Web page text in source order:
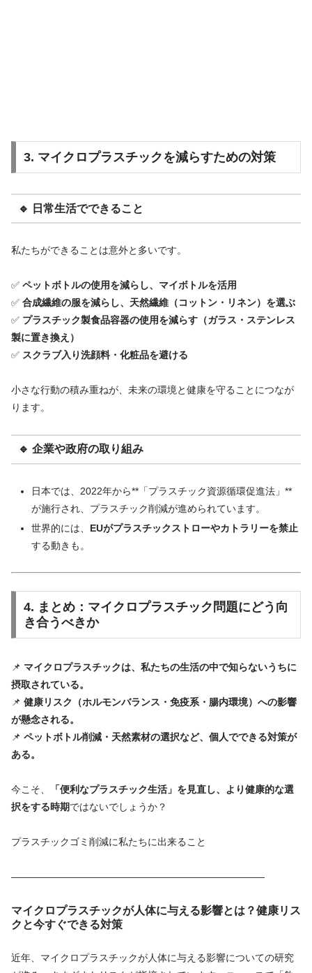
3. マイクロプラスチックを減らすための対策
🔹 日常生活でできること
私たちができることは意外と多いです。
✅ ペットボトルの使用を減らし、マイボトルを活用
✅ 合成繊維の服を減らし、天然繊維（コットン・リネン）を選ぶ
✅ プラスチック製食品容器の使用を減らす（ガラス・ステンレス
製に置き換え）
✅ スクラブ入り洗顔料・化粧品を避ける
小さな行動の積み重ねが、未来の環境と健康を守ることにつなが
ります。
🔹 企業や政府の取り組み
日本では、2022年から**「プラスチック資源循環促進法」**
が施行され、プラスチック削減が進められています。
世界的には、 EUがプラスチックストローやカトラリーを禁止
する動きも。
4. まとめ：マイクロプラスチック問題にどう向
き合うべきか
📌 マイクロプラスチックは、私たちの生活の中で知らないうちに
摂取されている。
📌 健康リスク（ホルモンバランス・免疫系・腸内環境）への影響
が懸念される。
📌 ペットボトル削減・天然素材の選択など、個人でできる対策が
ある。
今こそ、
「便利なプラスチック生活」を見直し、より健康的な選
択をする時期ではないでしょうか？
プラスチックゴミ削減に私たちに出来ること
——————————————————————————
マイクロプラスチックが人体に与える影響とは？健康リス
クと今すぐできる対策
近年、マイクロプラスチックが人体に与える影響についての研究